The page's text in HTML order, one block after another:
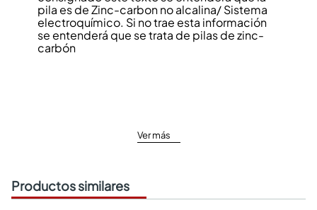
pila es de Zinc-carbon no alcalina/ Sistema
electroquímico. Si no trae esta información
se entenderá que se trata de pilas de zinc-
carbón
Ver más
Productos similares